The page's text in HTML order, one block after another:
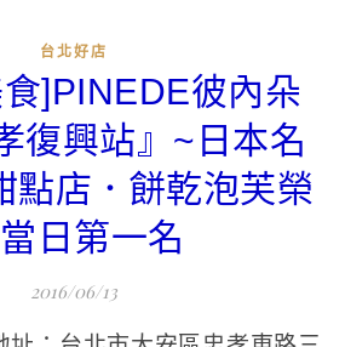
台北好店
]PINEDE彼內朵
復興站』~日本名
點店．餅乾泡芙榮
日第一名
2016/06/13